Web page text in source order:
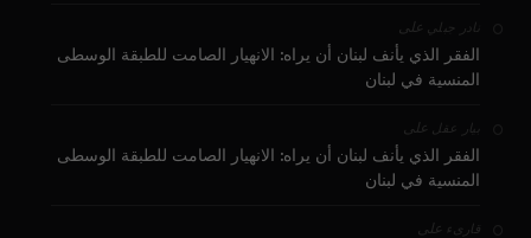
نادر جبلي على
الفقر الذي يأنف لبنان أن يراه: الانهيار الصامت للطبقة الوسطى
المنسية في لبنان
بيار عقل على
الفقر الذي يأنف لبنان أن يراه: الانهيار الصامت للطبقة الوسطى
المنسية في لبنان
قارىء على